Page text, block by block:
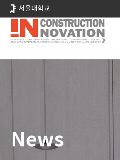
로
서울대학교
News